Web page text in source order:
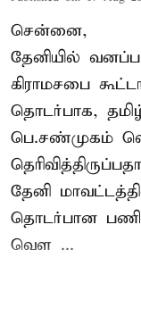
சென்னை,
தேனியில்
கிராமசபை
தொடர்பாக,
பெ.சண்முகம்
தேனி
தொடர்பான
வெள ...